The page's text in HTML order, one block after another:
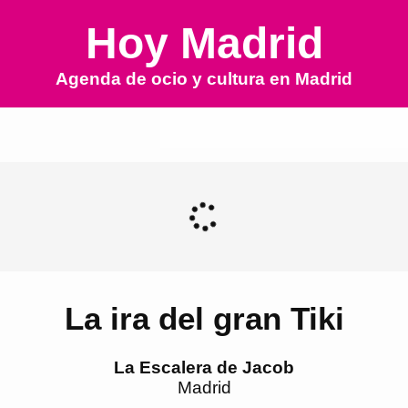
Hoy Madrid
Agenda de ocio y cultura en Madrid
La ira del gran Tiki
La Escalera de Jacob
Madrid